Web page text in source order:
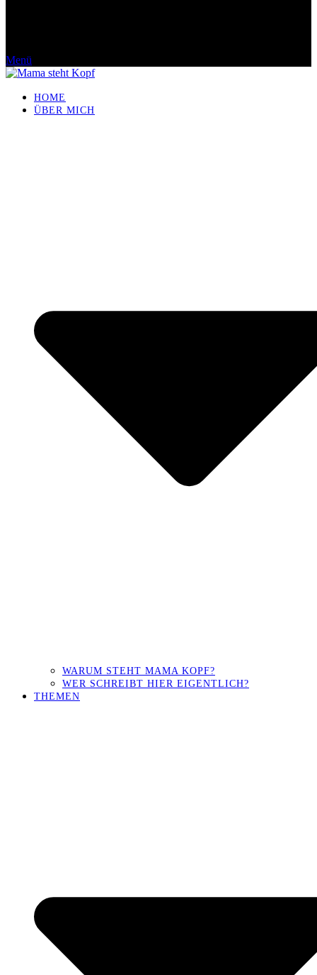
Menü
HOME
ÜBER MICH
WARUM STEHT MAMA KOPF?
WER SCHREIBT HIER EIGENTLICH?
THEMEN